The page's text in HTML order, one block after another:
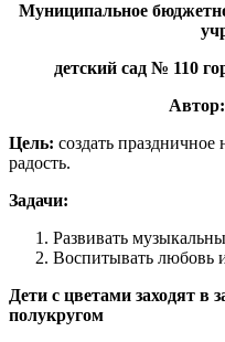
Муниципальное
детский сад № 110
Автор:
Цель: создать праздничное
радость.
Задачи:
Развивать
Воспитывать любовь
Дети с цветами заходят в
полукругом